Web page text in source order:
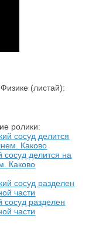
(листай):
ролики:
сосуд делится на
Каково
сосуд разделен
части